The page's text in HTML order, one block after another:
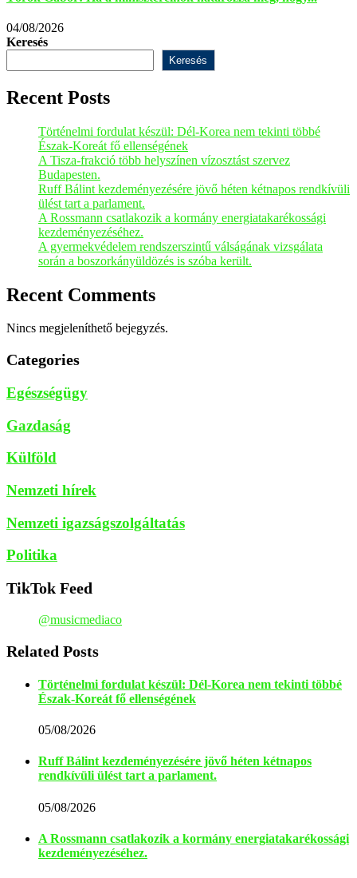
04/08/2026
Keresés
Keresés
Recent Posts
Történelmi fordulat készül: Dél-Korea nem tekinti többé
Észak-Koreát fő ellenségének
A Tisza-frakció több helyszínen vízosztást szervez
Budapesten.
Ruff Bálint kezdeményezésére jövő héten kétnapos rendkívüli
ülést tart a parlament.
A Rossmann csatlakozik a kormány energiatakarékossági
kezdeményezéséhez.
A gyermekvédelem rendszerszintű válságának vizsgálata
során a boszorkányüldözés is szóba került.
Recent Comments
Nincs megjeleníthető bejegyzés.
Categories
Egészségügy
Gazdaság
Külföld
Nemzeti hírek
Nemzeti igazságszolgáltatás
Politika
TikTok Feed
@musicmediaco
Related Posts
Történelmi fordulat készül: Dél-Korea nem tekinti többé
Észak-Koreát fő ellenségének
05/08/2026
Ruff Bálint kezdeményezésére jövő héten kétnapos
rendkívüli ülést tart a parlament.
05/08/2026
A Rossmann csatlakozik a kormány energiatakarékossági
kezdeményezéséhez.